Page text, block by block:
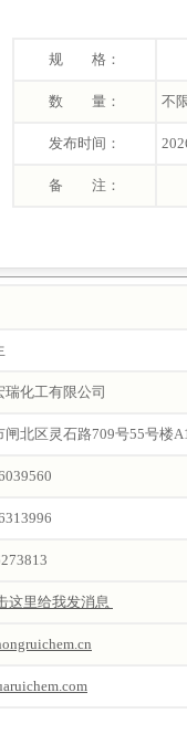
规 格：
数 量： 不
发布时间：
备 注：
瑞化工有限公司
闸北区灵石路709号55号楼